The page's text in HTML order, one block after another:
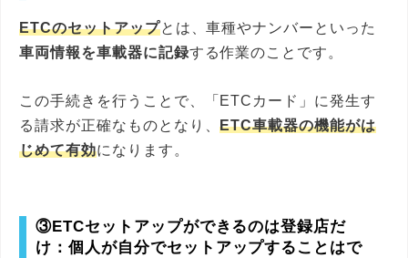
ETCのセットアップとは、車種やナンバーといった
車両情報を車載器に記録する作業のことです。
この手続きを行うことで、「ETCカード」に発生す
る請求が正確なものとなり、ETC車載器の機能がは
じめて有効になります。
③ETCセットアップができるのは登録店だ
け：個人が自分でセットアップすることはで